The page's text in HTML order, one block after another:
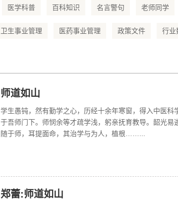
医学科普 百科知识 名言警句 老师同学
卫生事业管理 医药事业管理 政策文件 行业
师道如山
学生愚钝，然有勤学之心，历经十余年寒窗，得入中医科
于吾师门下。师悯余等才疏学浅，躬亲抚育教导。韶光易
随于师，耳提面命，其治学与为人，植根……...
郑蕾:师道如山